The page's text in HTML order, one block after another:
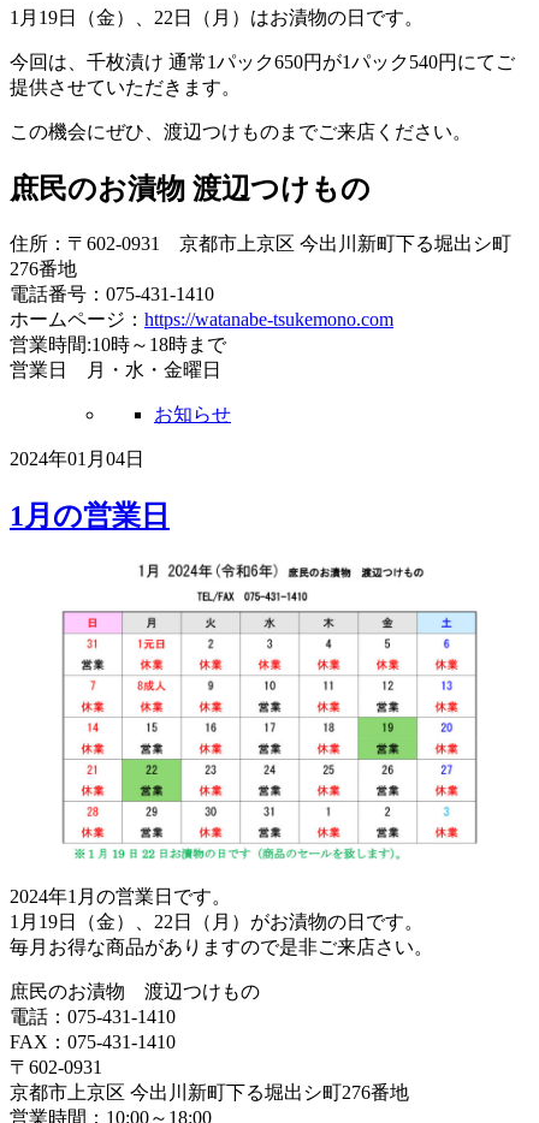
1月19日（金）、22日（月）はお漬物の日です。
今回は、千枚漬け 通常1パック650円が1パック540円にてご
提供させていただきます。
この機会にぜひ、渡辺つけものまでご来店ください。
庶民のお漬物 渡辺つけもの
住所：〒602-0931 京都市上京区 今出川新町下る堀出シ町
276番地
電話番号：075-431-1410
ホームページ： https://watanabe-tsukemono.com
営業時間:10時～18時まで
営業日 月・水・金曜日
お知らせ
2024年01月04日
1月の営業日
2024年1月の営業日です。
1月19日（金）、22日（月）がお漬物の日です。
毎月お得な商品がありますので是非ご来店さい。
庶民のお漬物 渡辺つけもの
電話：075-431-1410
FAX：075-431-1410
〒602-0931
京都市上京区 今出川新町下る堀出シ町276番地
営業時間：10:00～18:00